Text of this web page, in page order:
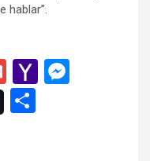
hablar”.
G
m
ail
Y